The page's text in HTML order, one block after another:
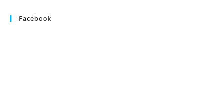
Facebook